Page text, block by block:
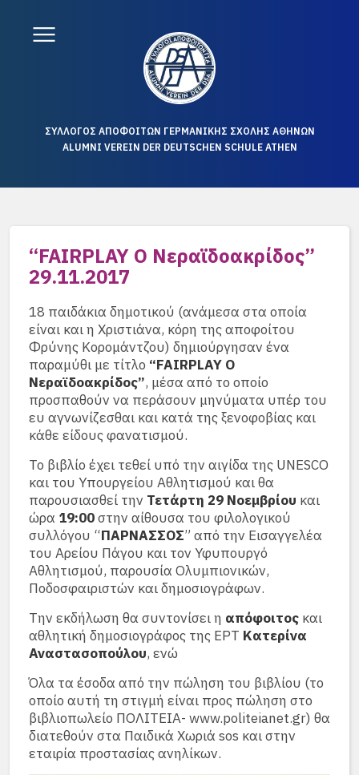
ΣΥΛΛΟΓΟΣ ΑΠΟΦΟΙΤΩΝ ΓΕΡΜΑΝΙΚΗΣ ΣΧΟΛΗΣ ΑΘΗΝΩΝ
ALUMNI VEREIN DER DEUTSCHEN SCHULE ATHEN
“FAIRPLAY Ο Νεραϊδοακρίδος”
29.11.2017
18 παιδάκια δημοτικού (ανάμεσα στα οποία
είναι και η Χριστιάνα, κόρη της αποφοίτου
Φρύνης Κορομάντζου) δημιούργησαν ένα
παραμύθι με τίτλο “FAIRPLAY Ο
Νεραϊδοακρίδος”, μέσα από το οποίο
προσπαθούν να περάσουν μηνύματα υπέρ του
ευ αγνωνίζεσθαι και κατά της ξενοφοβίας και
κάθε είδους φανατισμού.
Το βιβλίο έχει τεθεί υπό την αιγίδα της UNESCO
και του Υπουργείου Αθλητισμού και θα
παρουσιασθεί την Τετάρτη 29 Νοεμβρίου και
ώρα 19:00στην αίθουσα του φιλολογικού
συλλόγου “ΠΑΡΝΑΣΣΟΣ” από την Εισαγγελέα
του Αρείου Πάγου και τον Υφυπουργό
Αθλητισμού, παρουσία Ολυμπιονικών,
Ποδοσφαιριστών και δημοσιογράφων.
Την εκδήλωση θα συντονίσει η απόφοιτος και
αθλητική δημοσιογράφος της ΕΡΤ Κατερίνα
Αναστασοπούλου, ενώ
Όλα τα έσοδα από την πώληση του βιβλίου (το
οποίο αυτή τη στιγμή είναι προς πώληση στο
βιβλιοπωλείο ΠΟΛΙΤΕΙΑ- www.politeianet.gr) θα
διατεθούν στα Παιδικά Χωριά sos και στην
εταιρία προστασίας ανηλίκων.